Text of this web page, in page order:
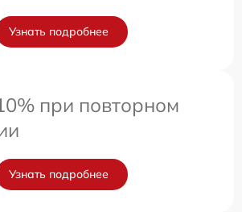
Узнать подробнее
при повторном
Узнать подробнее